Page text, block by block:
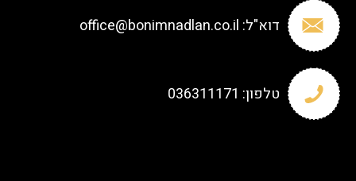
דוא"ל: office@bonimnadlan.co.il
טלפון: 036311171